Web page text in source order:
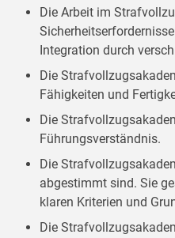
Die Arbeit im
Integration durch
Die
Fähigkeiten und
Die
Führungsverständnis.
Die
abgestimmt sind. Sie
klaren Kriterien und
Die